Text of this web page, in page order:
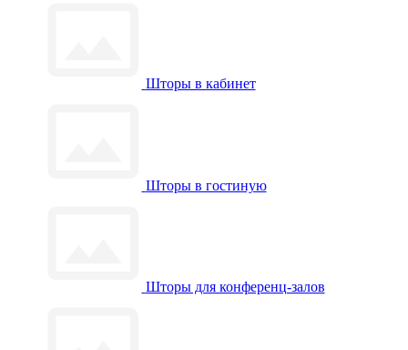
Шторы в кабинет
Шторы в гостиную
Шторы для конференц-залов